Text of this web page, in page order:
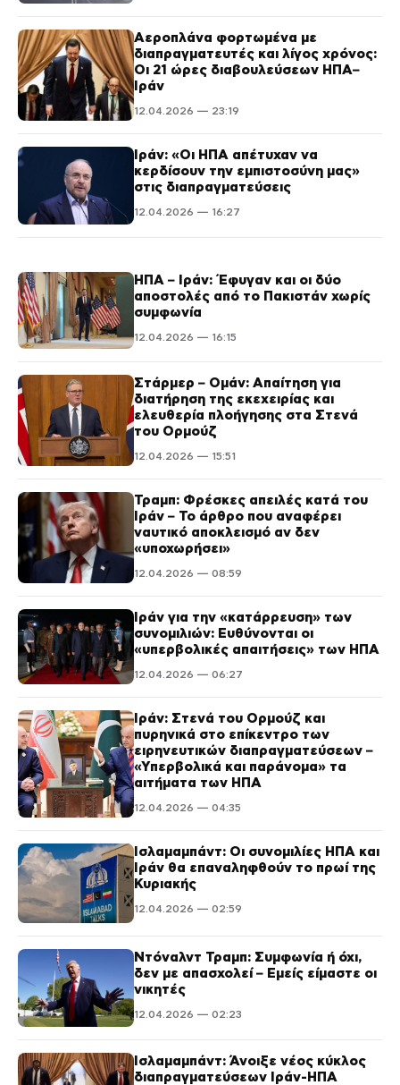
Αεροπλάνα φορτωμένα με
διαπραγματευτές και λίγος χρόνος:
Οι 21 ώρες διαβουλεύσεων ΗΠΑ–
Ιράν
12.04.2026 — 23:19
Ιράν: «Οι ΗΠΑ απέτυχαν να
κερδίσουν την εμπιστοσύνη μας»
στις διαπραγματεύσεις
12.04.2026 — 16:27
ΗΠΑ – Ιράν: Έφυγαν και οι δύο
αποστολές από το Πακιστάν χωρίς
συμφωνία
12.04.2026 — 16:15
Στάρμερ – Ομάν: Απαίτηση για
διατήρηση της εκεχειρίας και
ελευθερία πλοήγησης στα Στενά
του Ορμούζ
12.04.2026 — 15:51
Τραμπ: Φρέσκες απειλές κατά του
Ιράν – Το άρθρο που αναφέρει
ναυτικό αποκλεισμό αν δεν
«υποχωρήσει»
12.04.2026 — 08:59
Ιράν για την «κατάρρευση» των
συνομιλιών: Ευθύνονται οι
«υπερβολικές απαιτήσεις» των ΗΠΑ
12.04.2026 — 06:27
Ιράν: Στενά του Ορμούζ και
πυρηνικά στο επίκεντρο των
ειρηνευτικών διαπραγματεύσεων –
«Υπερβολικά και παράνομα» τα
αιτήματα των ΗΠΑ
12.04.2026 — 04:35
Ισλαμαμπάντ: Οι συνομιλίες ΗΠΑ και
Ιράν θα επαναληφθούν το πρωί της
Κυριακής
12.04.2026 — 02:59
Ντόναλντ Τραμπ: Συμφωνία ή όχι,
δεν με απασχολεί – Εμείς είμαστε οι
νικητές
12.04.2026 — 02:23
Ισλαμαμπάντ: Άνοιξε νέος κύκλος
διαπραγματεύσεων Ιράν-ΗΠΑ